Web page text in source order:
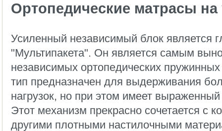
Ортопедические матрасы
Усиленный независимый блок является
"Мультипакета". Он является самым
независимых ортопедических
тип предназначен для выдерживания
нагрузок, но при этом имеет
Этот механизм прекрасно сочетается с
другими плотными настилочными